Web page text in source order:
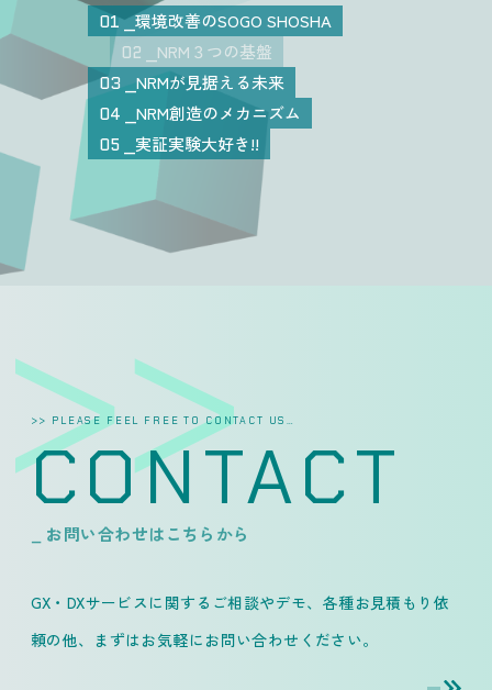
01
環境改善のSOGO SHOSHA
02
NRM３つの基盤
03
NRMが見据える未来
04
NRM創造のメカニズム
05
実証実験大好き!!
>> PLEASE FEEL FREE TO CONTACT US…
CONTACT
_ お問い合わせはこちらから
GX・DXサービスに関するご相談やデモ、各種お見積もり依
頼の他、 まずはお気軽にお問い合わせください。